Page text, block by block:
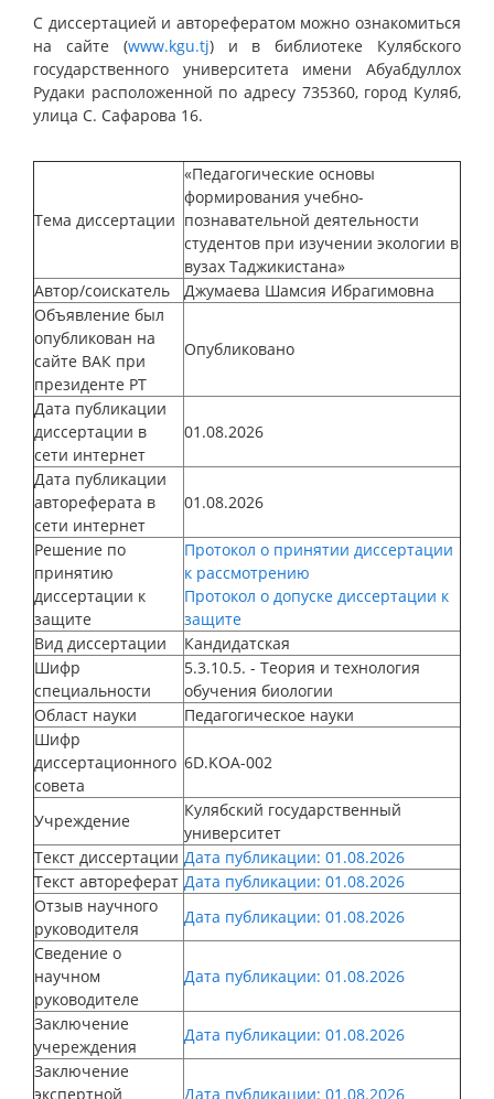
С диссертацией и авторефератом можно ознакомиться
на сайте (www.kgu.tj) и в библиотеке Кулябского
государственного университета имени Абуабдуллох
Рудаки расположенной по адресу 735360, город Куляб,
улица С. Сафарова 16.
Тема диссертации
«Педагогические основы
формирования учебно-
познавательной деятельности
студентов при изучении экологии в
вузах Таджикистана»
Автор/соискатель
Джумаева Шамсия Ибрагимовна
Объявление был
опубликован на
сайте ВАК при
президенте РТ
Опубликовано
Дата публикации
диссертации в
сети интернет
01.08.2026
Дата публикации
автореферата в
сети интернет
01.08.2026
Решение по
принятию
диссертации к
защите
Протокол о принятии диссертации
к рассмотрению
Протокол о допуске диссертации к
защите
Вид диссертации
Кандидатская
Шифр
специальности
5.3.10.5. - Теория и технология
обучения биологии
Област науки
Педагогическое науки
Шифр
диссертационного
совета
6D.KOA-002
Учреждение
Кулябский государственный
университет
Текст диссертации Дата публикации: 01.08.2026
Текст автореферат Дата публикации: 01.08.2026
Отзыв научного
руководителя
Дата публикации: 01.08.2026
Сведение о
научном
руководителе
Дата публикации: 01.08.2026
Заключение
учереждения
Дата публикации: 01.08.2026
Заключение
экспертной
Дата публикации: 01.08.2026